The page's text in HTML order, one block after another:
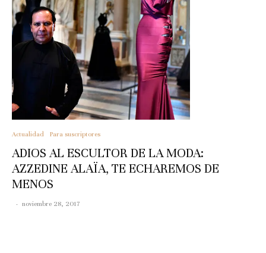
Actualidad Para suscriptores
ADIOS AL ESCULTOR DE LA MODA:
AZZEDINE ALAÏA, TE ECHAREMOS DE
MENOS
· noviembre 28, 2017